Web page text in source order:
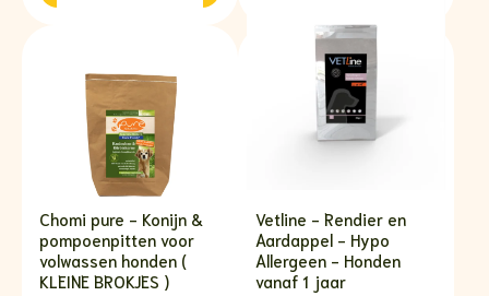
Chomi pure - Konijn &
pompoenpitten voor
volwassen honden (
KLEINE BROKJES )
Vetline - Rendier en
Aardappel - Hypo
Allergeen - Honden
vanaf 1 jaar